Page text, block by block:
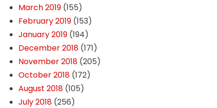
March 2019(155)
February 2019(153)
January 2019(194)
December 2018(171)
November 2018(205)
October 2018(172)
August 2018(105)
July 2018(256)